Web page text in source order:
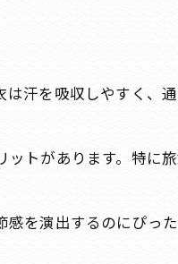
汗を吸収しやすく、
トがあります。特に
を演出するのにぴっ